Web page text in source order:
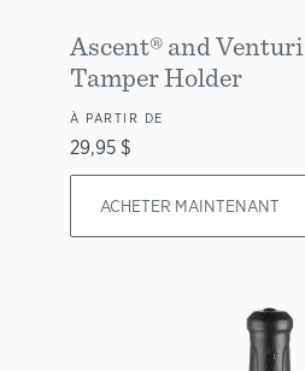
Ascent® and
Tamper Holder
À PARTIR DE
29,95 $
ACHETER MAINTENANT